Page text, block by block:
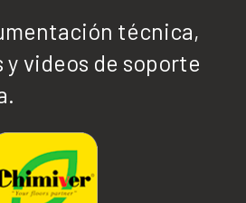
técnica,
videos de soporte